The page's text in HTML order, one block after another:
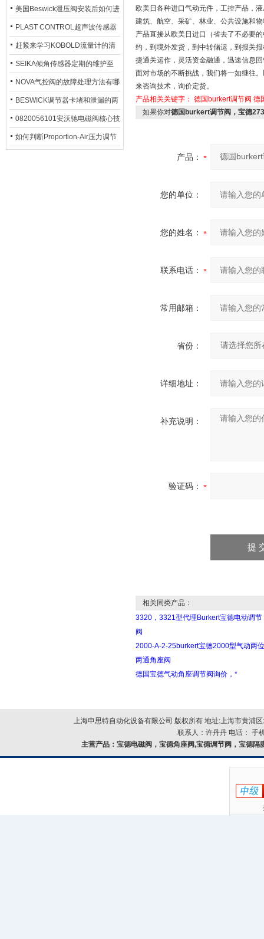
行排污步骤
美国Beswick泄压阀安装后如何进
行调试?
PLAST CONTROL超声波传感器
工作原理了解吗？
赶紧来学习KOBOLD流量计的清
洗流程吧
SEIKA倾角传感器定期的维护至
关重要
NOVA气控阀的故障处理方法有哪
些？
BESWICK调节器卡堵和泄漏的两
大问题解决措施
0820056101安沃驰电磁阀核心技
术参数
如何判断Proportion-Air压力调节
欧美日各种进口气动元件，工控产品，
建筑、航空、采矿、林业、公共设施和
产品直接从欧美日进口（省去了不必要
约，到境外发货，到中转储运，到报关
捷通关运作，灵活资金融通，迅速信息
面对市场的不断挑战，我们将一如继往
来咨询技术，询价定货。
产品相关关键字： 德国burkert调节阀 德
如果你对德国burkert调节阀，宝德
产品：
您的单位：
您的姓名：
联系电话：
常用邮箱：
省份：
详细地址：
补充说明：
验证码：
相关同类产品：
3320，3321型代理Burkert宝德电动调节
阀
2000-A-2-25burkert宝德2000型气动两位
两通角座阀
德国宝德气动角座调节阀询价，*
上海申思特自动化设备有限公司 版权所有 地址:上海市黄浦
联系人：许丹丹 电话： 手
主营产品：宝德电磁阀，宝德角座阀,宝德调节阀，宝德